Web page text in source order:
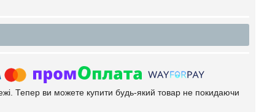
Тепер ви можете купити будь-який товар не покидаючи